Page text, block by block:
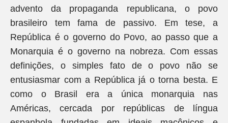
advento da propaganda republicana, o povo
brasileiro tem fama de passivo. Em tese, a
República é o governo do Povo, ao passo que a
Monarquia é o governo na nobreza. Com essas
definições, o simples fato de o povo não se
entusiasmar com a República já o torna besta. E
como o Brasil era a única monarquia nas
Américas, cercada por repúblicas de língua